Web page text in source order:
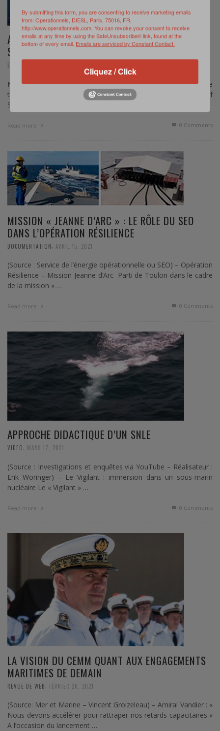
A CARRIER STRIKE GROUPS’ BALLET TO ENSURE
STABILITY IN THE PERSIAN GULF
ENTRETIEN
Murielle Delaporte – This article was first published under the
title « French, US Carrier Strike Groups’ Ballet For Persian Gulf
Stability » in Breaking Defense. The …
Read more 0 Comments
MISSION « JEANNE D’ARC » : LE RÔLE DU SEO
DANS L’OPÉRATION RÉSILIENCE
DOCUMENTATION AVRIL 15, 2021
(Source : Service de l’énergie opérationnelle ou SEO) – Opération
Résilience – Mission Jeanne d’Arc Parti de Toulon dans le cadre
de la mission « …
Read more 0 Comments
APPROCHE DIDACTIQUE D’UN SNLE
VIDEO MARS 17, 2021
(Source : Investigations et enquêtes via YouTube – Réalisateur :
Erik Woringer) – Le Vigilant : immersion dans un sous-marin
nucléaire Le « Vigilant » …
Read more 0 Comments
LA VISION DU CEMM QUANT AUX ENGAGEMENTS
MARITIMES DE DEMAIN
REVUE DE WEB FÉVRIER 20, 2021
(Source: Mer et Marine – Vincent Groizeleau) – Amiral Vandier : «
Nous devons accélérer pour rattraper nos retards capacitaires »
A l’occasion du lancement …
By submitting this form, you are consenting to receive marketing emails
from: Operationnels, DIESL, Paris, 75016, FR,
http://www.operationnels.com. You can revoke your consent to receive
emails at any time by using the SafeUnsubscribe® link, found at the
bottom of every email. Emails are serviced by Constant Contact.
Cliquez / Click